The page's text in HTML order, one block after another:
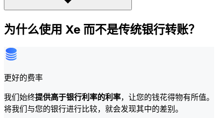
为什么使用 Xe 而不是传统银行转账？
更好的费率
我们始终提供高于银行利率的利率，让您的钱花得物有所值。
将我们与您的银行进行比较，就会发现其中的差别。